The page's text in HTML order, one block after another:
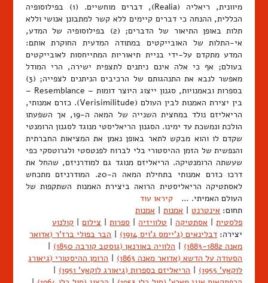
מיוונית, ריאליה (Realia), דברים מוחשיים. (1) בפילוסופיה
הכללית, ההנחה כי דברים קיימים ללא קשר למתבונן אנושי וללא
תלות באופן התיאור של הדברים; (2) בפילוסופיה של המדע,
אי-התלות של האובייקטים במתודה המדעית החוקרת אותם:
המדע מתקדם על-ידי בניית תיאוריות המתייחסות לאובייקטים
בעולם; אף כי אלה אינם ניתנים לתצפית ישירה, הרי המודל
מאפשר לנבא את התנהגותם של הרכיבים הניתנים לצפייה; (3)
בספרות ובאמנויות, סגנון ייצוג היוצר דומות – Resemblance –
בין יצירת האמנות לבין העולם (Verisimilitude). כזרם אמנותי,
הריאליזם נולד במחצית השנייה של המאה ה-19, אך השפעתו
הולכת ונמשכת עד ימינו. הסגנון הריאליסטי מנוגד לסגנון הרומנטי
שקדם לו והוא מבקש לתאר באופן נאמן את המציאות החברתית
והנפשית של הזמן ההיסטורי בלי לברוח לפנטסטי ולגרוטסקי כפי
שעשתה הרומנטיקה. הריאליזם מנוגד גם למודרניזם, שהחל את
דרכו כזרם אמנותי בתחילת המאה ה-20. המודרניזם מתכחש
לאסתטיקה הריאליסטית הרואה ביצירת האמנות השתקפות של
העולם האמיתי. … קיראו עוד
תחום: אינטרנט | אמנות | אמנות
פלסטית | אסתטיקה | טלוויזיה | ספרות | צילום | קולנוע
יצירה: דבלינאים (ג'יימס ג'ויס 1914) | הבר בפולי ברז'ר (אדואר
מאנה 1883-1882)
| הלוויה באורנאן (גוסטב קורבה 1850)
|
הסעודה על הדשא (אדואר מאנה 1863)
| הרומן ההיסטורי (גיאורג
לוקאץ' 1955)
| הריאליזם בספרות (גיאורג לוקאץ' 1951)
|